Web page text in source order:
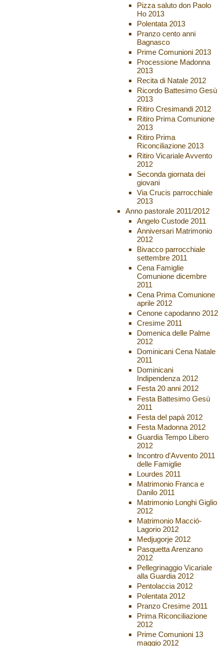
Pizza saluto don Paolo
Ho 2013
Polentata 2013
Pranzo cento anni
Bagnasco
Prime Comunioni 2013
Processione Madonna
2013
Recita di Natale 2012
Ricordo Battesimo Gesù
2013
Ritiro Cresimandi 2012
Ritiro Prima Comunione
2013
Ritiro Prima
Riconciliazione 2013
Ritiro Vicariale Avvento
2012
Seconda giornata dei
giovani
Via Crucis parrocchiale
2013
Anno pastorale 2011/2012
Angelo Custode 2011
Anniversari Matrimonio
2012
Bivacco parrocchiale
settembre 2011
Cena Famiglie
Comunione dicembre
2011
Cena Prima Comunione
aprile 2012
Cenone capodanno 2012
Cresime 2011
Domenica delle Palme
2012
Dominicani Cena Natale
2011
Dominicani
Indipendenza 2012
Festa 20 anni 2012
Festa Battesimo Gesù
2011
Festa del papà 2012
Festa Madonna 2012
Guardia Tempo Libero
2012
Incontro d'Avvento 2011
delle Famiglie
Lourdes 2011
Matrimonio Franca e
Danilo 2011
Matrimonio Longhi Giglio
2012
Matrimonio Macció-
Lagorio 2012
Medjugorje 2012
Pasquetta Arenzano
2012
Pellegrinaggio Vicariale
alla Guardia 2012
Pentolaccia 2012
Polentata 2012
Pranzo Cresime 2011
Prima Riconciliazione
2012
Prime Comunioni 13
maggio 2012